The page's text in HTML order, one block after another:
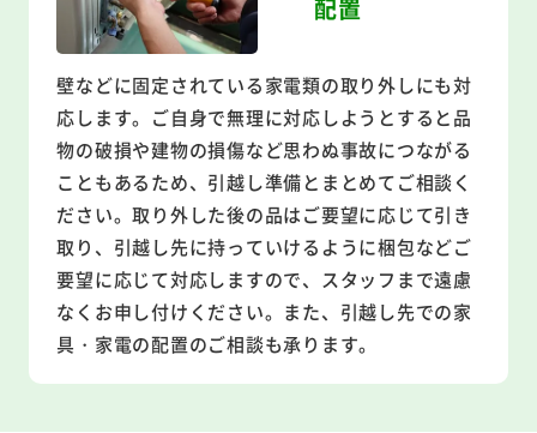
配置
壁などに固定されている家電類の取り外しにも対
応します。ご自身で無理に対応しようとすると品
物の破損や建物の損傷など思わぬ事故につながる
こともあるため、引越し準備とまとめてご相談く
ださい。取り外した後の品はご要望に応じて引き
取り、引越し先に持っていけるように梱包などご
要望に応じて対応しますので、スタッフまで遠慮
なくお申し付けください。また、引越し先での家
具・家電の配置のご相談も承ります。